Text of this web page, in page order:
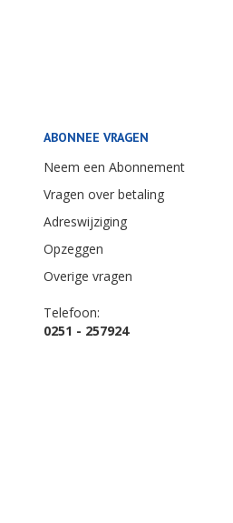
ABONNEE VRAGEN
Neem een Abonnement
Vragen over betaling
Adreswijziging
Opzeggen
Overige vragen
Telefoon:
0251 - 257924